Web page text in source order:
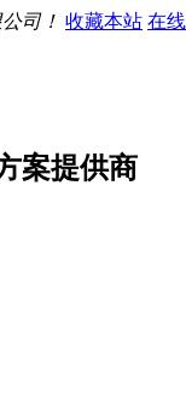
司！ 收藏本站 在
案提供商